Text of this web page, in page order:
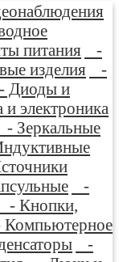
питания
-
изделия
-
Диоды и
электроника
- Зеркальные
-
- Кнопки,
-